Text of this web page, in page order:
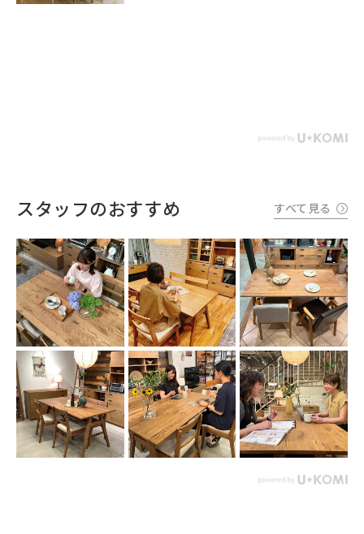
スタッフのおすすめ すべて見る